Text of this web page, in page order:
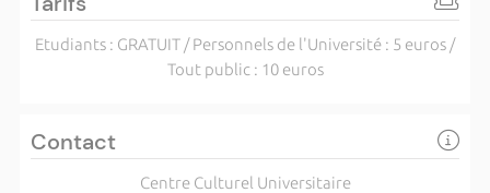
Etudiants : GRATUIT / Personnels de l'Université : 5 euros /
Tout public : 10 euros
Contact
Centre Culturel Universitaire